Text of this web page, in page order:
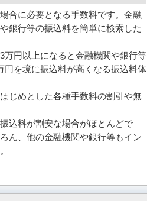
合に必要となる手数料です。金融
銀行等の振込料を簡単に検索した
円以上になると金融機関や銀行等
円を境に振込料が高くなる振込料体
じめとした各種手数料の割引や無
込料が割安な場合がほとんどで
ん、他の金融機関や銀行等もイン